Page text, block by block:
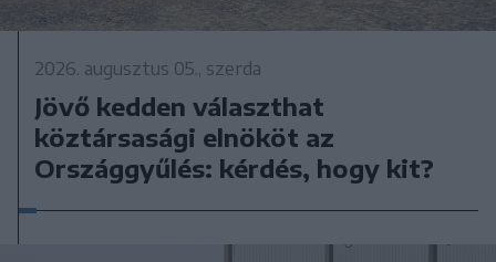
2026. augusztus 05., szerda
Jövő kedden választhat
köztársasági elnököt az
Országgyűlés: kérdés, hogy kit?